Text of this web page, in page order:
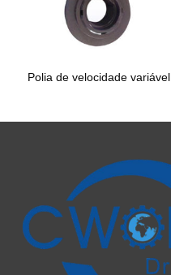
Polia de velocidade variável